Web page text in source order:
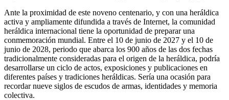
Ante la proximidad de este noveno centenario, y con una heráldica
activa y ampliamente difundida a través de Internet, la comunidad
heráldica internacional tiene la oportunidad de preparar una
conmemoración mundial. Entre el 10 de junio de 2027 y el 10 de
junio de 2028, periodo que abarca los 900 años de las dos fechas
tradicionalmente consideradas para el origen de la heráldica, podría
desarrollarse un ciclo de actos, exposiciones y publicaciones en
diferentes países y tradiciones heráldicas. Sería una ocasión para
recordar nueve siglos de escudos de armas, identidades y memoria
colectiva.